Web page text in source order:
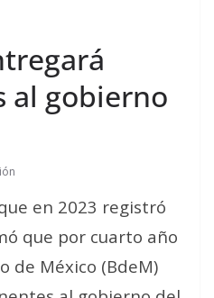
al gobierno
en 2023 registró
que por cuarto año
de México (BdeM)